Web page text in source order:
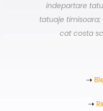
indepartare
tatuaje
cat costa
⇢
⇢